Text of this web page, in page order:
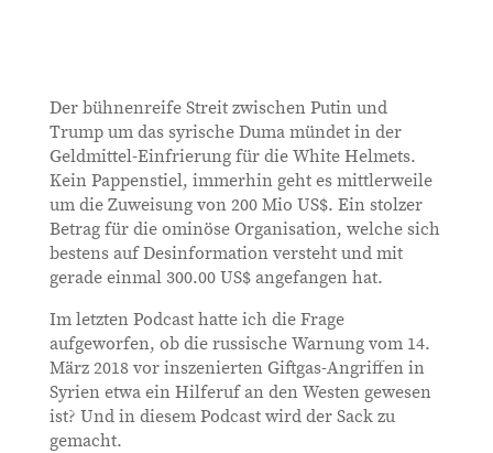
Der bühnenreife Streit zwischen Putin und
Trump um das syrische Duma mündet in der
Geldmittel-Einfrierung für die White Helmets.
Kein Pappenstiel, immerhin geht es mittlerweile
um die Zuweisung von 200 Mio US$. Ein stolzer
Betrag für die ominöse Organisation, welche sich
bestens auf Desinformation versteht und mit
gerade einmal 300.00 US$ angefangen hat.
Im letzten Podcast hatte ich die Frage
aufgeworfen, ob die russische Warnung vom 14.
März 2018 vor inszenierten Giftgas-Angriffen in
Syrien etwa ein Hilferuf an den Westen gewesen
ist? Und in diesem Podcast wird der Sack zu
gemacht.